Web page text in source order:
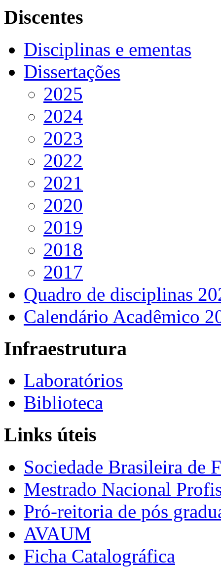
Discentes
Disciplinas e ementas
Dissertações
2025
2024
2023
2022
2021
2020
2019
2018
2017
Quadro de disciplinas
Calendário Acadêmico
Infraestrutura
Laboratórios
Biblioteca
Links úteis
Sociedade Brasileira de
Mestrado Nacional
Pró-reitoria de pós
AVAUM
Ficha Catalográfica